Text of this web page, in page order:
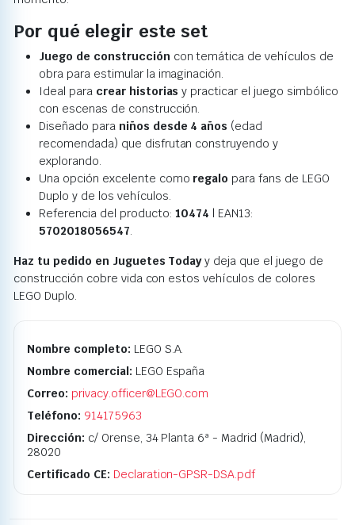
Por qué elegir este set
Juego de construccióncon temática de vehículos de
obra para estimular la imaginación.
Ideal para crear historias y practicar el juego simbólico
con escenas de construcción.
Diseñado para niños desde 4 años (edad
recomendada) que disfrutan construyendo y
explorando.
Una opción excelente como regalo para fans de LEGO
Duplo y de los vehículos.
Referencia del producto:10474 | EAN13:
5702018056547.
Haz tu pedido en Juguetes Todayy deja que el juego de
construcción cobre vida con estos vehículos de colores
LEGO Duplo.
Nombre completo: LEGO S.A.
Nombre comercial: LEGO España
Correo: privacy.officer@LEGO.com
Teléfono: 914175963
Dirección: c/ Orense, 34 Planta 6ª - Madrid (Madrid),
28020
Certificado CE: Declaration-GPSR-DSA.pdf